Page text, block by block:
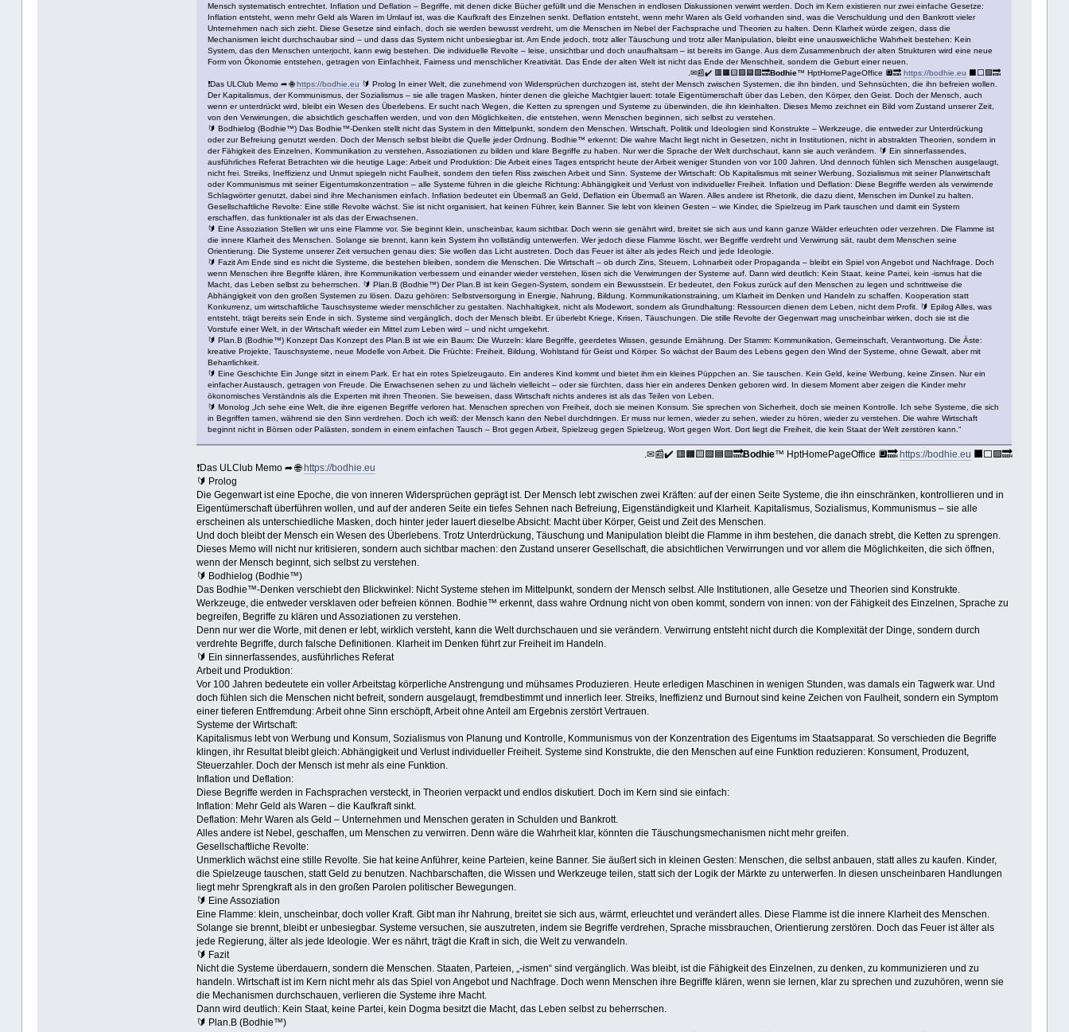
Mensch systematisch entrechtet. Inflation und Deflation – Begriffe, mit denen dicke Bücher gefüllt und die Menschen in endlosen Diskussionen verwirrt werden. Doch im Kern existieren nur zwei einfache Gesetze:
Inflation entsteht, wenn mehr Geld als Waren im Umlauf ist, was die Kaufkraft des Einzelnen senkt. Deflation entsteht, wenn mehr Waren als Geld vorhanden sind, was die Verschuldung und den Bankrott vieler
Unternehmen nach sich zieht. Diese Gesetze sind einfach, doch sie werden bewusst verdreht, um die Menschen im Nebel der Fachsprache und Theorien zu halten. Denn Klarheit würde zeigen, dass die
Mechanismen leicht durchschaubar sind – und dass das System nicht unbesiegbar ist. Am Ende jedoch, trotz aller Täuschung und trotz aller Manipulation, bleibt eine unausweichliche Wahrheit bestehen: Kein
System, das den Menschen unterjocht, kann ewig bestehen. Die individuelle Revolte – leise, unsichtbar und doch unaufhaltsam – ist bereits im Gange. Aus dem Zusammenbruch der alten Strukturen wird eine neue
Form von Ökonomie entstehen, getragen von Einfachheit, Fairness und menschlicher Kreativität. Das Ende der alten Welt ist nicht das Ende der Menschheit, sondern die Geburt einer neuen.
.✉📰✔️ 🟥🟧🟨🟩🟦🟪🔜Bodhie™ HptHomePageOffice 🔲🔜https://bodhie.eu ⬛️⬜️🟪🔜
❗Das ULClub Memo ➦ 🌐https://bodhie.eu 🔰 Prolog In einer Welt, die zunehmend von Widersprüchen durchzogen ist, steht der Mensch zwischen Systemen, die ihn binden, und Sehnsüchten, die ihn befreien wollen.
Der Kapitalismus, der Kommunismus, der Sozialismus – sie alle tragen Masken, hinter denen die gleiche Machtgier lauert: totale Eigentümerschaft über das Leben, den Körper, den Geist. Doch der Mensch, auch
wenn er unterdrückt wird, bleibt ein Wesen des Überlebens. Er sucht nach Wegen, die Ketten zu sprengen und Systeme zu überwinden, die ihn kleinhalten. Dieses Memo zeichnet ein Bild vom Zustand unserer Zeit,
von den Verwirrungen, die absichtlich geschaffen werden, und von den Möglichkeiten, die entstehen, wenn Menschen beginnen, sich selbst zu verstehen.
🔰 Bodhielog (Bodhie™) Das Bodhie™-Denken stellt nicht das System in den Mittelpunkt, sondern den Menschen. Wirtschaft, Politik und Ideologien sind Konstrukte – Werkzeuge, die entweder zur Unterdrückung
oder zur Befreiung genutzt werden. Doch der Mensch selbst bleibt die Quelle jeder Ordnung. Bodhie™ erkennt: Die wahre Macht liegt nicht in Gesetzen, nicht in Institutionen, nicht in abstrakten Theorien, sondern in
der Fähigkeit des Einzelnen, Kommunikation zu verstehen, Assoziationen zu bilden und klare Begriffe zu haben. Nur wer die Sprache der Welt durchschaut, kann sie auch verändern. 🔰 Ein sinnerfassendes,
ausführliches Referat Betrachten wir die heutige Lage: Arbeit und Produktion: Die Arbeit eines Tages entspricht heute der Arbeit weniger Stunden von vor 100 Jahren. Und dennoch fühlen sich Menschen ausgelaugt,
nicht frei. Streiks, Ineffizienz und Unmut spiegeln nicht Faulheit, sondern den tiefen Riss zwischen Arbeit und Sinn. Systeme der Wirtschaft: Ob Kapitalismus mit seiner Werbung, Sozialismus mit seiner Planwirtschaft
oder Kommunismus mit seiner Eigentumskonzentration – alle Systeme führen in die gleiche Richtung: Abhängigkeit und Verlust von individueller Freiheit. Inflation und Deflation: Diese Begriffe werden als verwirrende
Schlagwörter genutzt, dabei sind ihre Mechanismen einfach. Inflation bedeutet ein Übermaß an Geld, Deflation ein Übermaß an Waren. Alles andere ist Rhetorik, die dazu dient, Menschen im Dunkel zu halten.
Gesellschaftliche Revolte: Eine stille Revolte wächst. Sie ist nicht organisiert, hat keinen Führer, kein Banner. Sie lebt von kleinen Gesten – wie Kinder, die Spielzeug im Park tauschen und damit ein System
erschaffen, das funktionaler ist als das der Erwachsenen.
🔰 Eine Assoziation Stellen wir uns eine Flamme vor. Sie beginnt klein, unscheinbar, kaum sichtbar. Doch wenn sie genährt wird, breitet sie sich aus und kann ganze Wälder erleuchten oder verzehren. Die Flamme ist
die innere Klarheit des Menschen. Solange sie brennt, kann kein System ihn vollständig unterwerfen. Wer jedoch diese Flamme löscht, wer Begriffe verdreht und Verwirrung sät, raubt dem Menschen seine
Orientierung. Die Systeme unserer Zeit versuchen genau dies: Sie wollen das Licht austreten. Doch das Feuer ist älter als jedes Reich und jede Ideologie.
🔰 Fazit Am Ende sind es nicht die Systeme, die bestehen bleiben, sondern die Menschen. Die Wirtschaft – ob durch Zins, Steuern, Lohnarbeit oder Propaganda – bleibt ein Spiel von Angebot und Nachfrage. Doch
wenn Menschen ihre Begriffe klären, ihre Kommunikation verbessern und einander wieder verstehen, lösen sich die Verwirrungen der Systeme auf. Dann wird deutlich: Kein Staat, keine Partei, kein -ismus hat die
Macht, das Leben selbst zu beherrschen. 🔰 Plan.B (Bodhie™) Der Plan.B ist kein Gegen-System, sondern ein Bewusstsein. Er bedeutet, den Fokus zurück auf den Menschen zu legen und schrittweise die
Abhängigkeit von den großen Systemen zu lösen. Dazu gehören: Selbstversorgung in Energie, Nahrung, Bildung. Kommunikationstraining, um Klarheit im Denken und Handeln zu schaffen. Kooperation statt
Konkurrenz, um wirtschaftliche Tauschsysteme wieder menschlicher zu gestalten. Nachhaltigkeit, nicht als Modewort, sondern als Grundhaltung: Ressourcen dienen dem Leben, nicht dem Profit. 🔰 Epilog Alles, was
entsteht, trägt bereits sein Ende in sich. Systeme sind vergänglich, doch der Mensch bleibt. Er überlebt Kriege, Krisen, Täuschungen. Die stille Revolte der Gegenwart mag unscheinbar wirken, doch sie ist die
Vorstufe einer Welt, in der Wirtschaft wieder ein Mittel zum Leben wird – und nicht umgekehrt.
🔰 Plan.B (Bodhie™) Konzept Das Konzept des Plan.B ist wie ein Baum: Die Wurzeln: klare Begriffe, geerdetes Wissen, gesunde Ernährung. Der Stamm: Kommunikation, Gemeinschaft, Verantwortung. Die Äste:
kreative Projekte, Tauschsysteme, neue Modelle von Arbeit. Die Früchte: Freiheit, Bildung, Wohlstand für Geist und Körper. So wächst der Baum des Lebens gegen den Wind der Systeme, ohne Gewalt, aber mit
Beharrlichkeit.
🔰 Eine Geschichte Ein Junge sitzt in einem Park. Er hat ein rotes Spielzeugauto. Ein anderes Kind kommt und bietet ihm ein kleines Püppchen an. Sie tauschen. Kein Geld, keine Werbung, keine Zinsen. Nur ein
einfacher Austausch, getragen von Freude. Die Erwachsenen sehen zu und lächeln vielleicht – oder sie fürchten, dass hier ein anderes Denken geboren wird. In diesem Moment aber zeigen die Kinder mehr
ökonomisches Verständnis als die Experten mit ihren Theorien. Sie beweisen, dass Wirtschaft nichts anderes ist als das Teilen von Leben.
🔰 Monolog „Ich sehe eine Welt, die ihre eigenen Begriffe verloren hat. Menschen sprechen von Freiheit, doch sie meinen Konsum. Sie sprechen von Sicherheit, doch sie meinen Kontrolle. Ich sehe Systeme, die sich
in Begriffen tarnen, während sie den Sinn verdrehen. Doch ich weiß: der Mensch kann den Nebel durchdringen. Er muss nur lernen, wieder zu sehen, wieder zu hören, wieder zu verstehen. Die wahre Wirtschaft
beginnt nicht in Börsen oder Palästen, sondern in einem einfachen Tausch – Brot gegen Arbeit, Spielzeug gegen Spielzeug, Wort gegen Wort. Dort liegt die Freiheit, die kein Staat der Welt zerstören kann.“
.✉📰✔️ 🟥🟧🟨🟩🟦🟪🔜Bodhie™ HptHomePageOffice 🔲🔜https://bodhie.eu ⬛️⬜️🟪🔜
❗Das ULClub Memo ➦ 🌐https://bodhie.eu
🔰 Prolog
Die Gegenwart ist eine Epoche, die von inneren Widersprüchen geprägt ist. Der Mensch lebt zwischen zwei Kräften: auf der einen Seite Systeme, die ihn einschränken, kontrollieren und in
Eigentümerschaft überführen wollen, und auf der anderen Seite ein tiefes Sehnen nach Befreiung, Eigenständigkeit und Klarheit. Kapitalismus, Sozialismus, Kommunismus – sie alle
erscheinen als unterschiedliche Masken, doch hinter jeder lauert dieselbe Absicht: Macht über Körper, Geist und Zeit des Menschen.
Und doch bleibt der Mensch ein Wesen des Überlebens. Trotz Unterdrückung, Täuschung und Manipulation bleibt die Flamme in ihm bestehen, die danach strebt, die Ketten zu sprengen.
Dieses Memo will nicht nur kritisieren, sondern auch sichtbar machen: den Zustand unserer Gesellschaft, die absichtlichen Verwirrungen und vor allem die Möglichkeiten, die sich öffnen,
wenn der Mensch beginnt, sich selbst zu verstehen.
🔰 Bodhielog (Bodhie™)
Das Bodhie™-Denken verschiebt den Blickwinkel: Nicht Systeme stehen im Mittelpunkt, sondern der Mensch selbst. Alle Institutionen, alle Gesetze und Theorien sind Konstrukte.
Werkzeuge, die entweder versklaven oder befreien können. Bodhie™ erkennt, dass wahre Ordnung nicht von oben kommt, sondern von innen: von der Fähigkeit des Einzelnen, Sprache zu
begreifen, Begriffe zu klären und Assoziationen zu verstehen.
Denn nur wer die Worte, mit denen er lebt, wirklich versteht, kann die Welt durchschauen und sie verändern. Verwirrung entsteht nicht durch die Komplexität der Dinge, sondern durch
verdrehte Begriffe, durch falsche Definitionen. Klarheit im Denken führt zur Freiheit im Handeln.
🔰 Ein sinnerfassendes, ausführliches Referat
Arbeit und Produktion:
Vor 100 Jahren bedeutete ein voller Arbeitstag körperliche Anstrengung und mühsames Produzieren. Heute erledigen Maschinen in wenigen Stunden, was damals ein Tagwerk war. Und
doch fühlen sich die Menschen nicht befreit, sondern ausgelaugt, fremdbestimmt und innerlich leer. Streiks, Ineffizienz und Burnout sind keine Zeichen von Faulheit, sondern ein Symptom
einer tieferen Entfremdung: Arbeit ohne Sinn erschöpft, Arbeit ohne Anteil am Ergebnis zerstört Vertrauen.
Systeme der Wirtschaft:
Kapitalismus lebt von Werbung und Konsum, Sozialismus von Planung und Kontrolle, Kommunismus von der Konzentration des Eigentums im Staatsapparat. So verschieden die Begriffe
klingen, ihr Resultat bleibt gleich: Abhängigkeit und Verlust individueller Freiheit. Systeme sind Konstrukte, die den Menschen auf eine Funktion reduzieren: Konsument, Produzent,
Steuerzahler. Doch der Mensch ist mehr als eine Funktion.
Inflation und Deflation:
Diese Begriffe werden in Fachsprachen versteckt, in Theorien verpackt und endlos diskutiert. Doch im Kern sind sie einfach:
Inflation: Mehr Geld als Waren – die Kaufkraft sinkt.
Deflation: Mehr Waren als Geld – Unternehmen und Menschen geraten in Schulden und Bankrott.
Alles andere ist Nebel, geschaffen, um Menschen zu verwirren. Denn wäre die Wahrheit klar, könnten die Täuschungsmechanismen nicht mehr greifen.
Gesellschaftliche Revolte:
Unmerklich wächst eine stille Revolte. Sie hat keine Anführer, keine Parteien, keine Banner. Sie äußert sich in kleinen Gesten: Menschen, die selbst anbauen, statt alles zu kaufen. Kinder,
die Spielzeuge tauschen, statt Geld zu benutzen. Nachbarschaften, die Wissen und Werkzeuge teilen, statt sich der Logik der Märkte zu unterwerfen. In diesen unscheinbaren Handlungen
liegt mehr Sprengkraft als in den großen Parolen politischer Bewegungen.
🔰 Eine Assoziation
Eine Flamme: klein, unscheinbar, doch voller Kraft. Gibt man ihr Nahrung, breitet sie sich aus, wärmt, erleuchtet und verändert alles. Diese Flamme ist die innere Klarheit des Menschen.
Solange sie brennt, bleibt er unbesiegbar. Systeme versuchen, sie auszutreten, indem sie Begriffe verdrehen, Sprache missbrauchen, Orientierung zerstören. Doch das Feuer ist älter als
jede Regierung, älter als jede Ideologie. Wer es nährt, trägt die Kraft in sich, die Welt zu verwandeln.
🔰 Fazit
Nicht die Systeme überdauern, sondern die Menschen. Staaten, Parteien, „-ismen“ sind vergänglich. Was bleibt, ist die Fähigkeit des Einzelnen, zu denken, zu kommunizieren und zu
handeln. Wirtschaft ist im Kern nicht mehr als das Spiel von Angebot und Nachfrage. Doch wenn Menschen ihre Begriffe klären, wenn sie lernen, klar zu sprechen und zuzuhören, wenn sie
die Mechanismen durchschauen, verlieren die Systeme ihre Macht.
Dann wird deutlich: Kein Staat, keine Partei, kein Dogma besitzt die Macht, das Leben selbst zu beherrschen.
🔰 Plan.B (Bodhie™)